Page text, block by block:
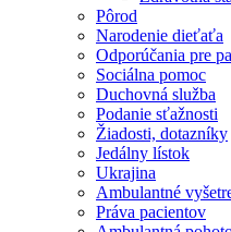
Pôrod
Narodenie dieťaťa
Odporúčania pre
Sociálna pomoc
Duchovná služba
Podanie sťažnosti
Žiadosti, dotazníky
Jedálny lístok
Ukrajina
Ambulantné
Práva pacientov